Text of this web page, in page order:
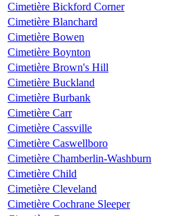
Cimetière Bickford Corner
Cimetière Blanchard
Cimetière Bowen
Cimetière Boynton
Cimetière Brown's Hill
Cimetière Buckland
Cimetière Burbank
Cimetière Carr
Cimetière Cassville
Cimetière Caswellboro
Cimetière Chamberlin-Washburn
Cimetière Child
Cimetière Cleveland
Cimetière Cochrane Sleeper